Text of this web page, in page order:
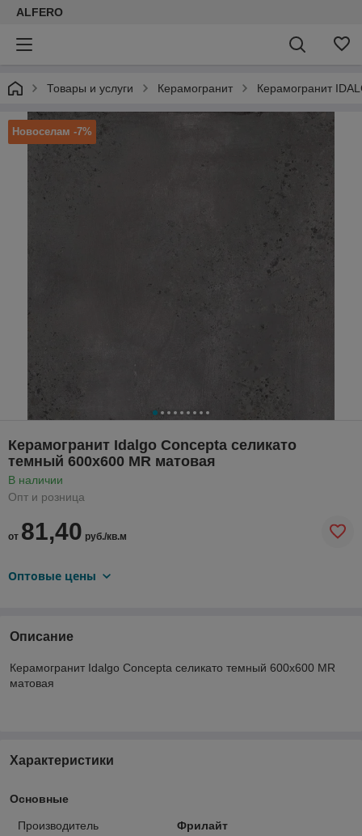
ALFERO
Товары и услуги Керамогранит Керамогранит
Новоселам -7%
Керамогранит Idalgo Concepta селикато
темный 600х600 MR матовая
В наличии
Опт и розница
от 81,40 руб./кв.м
Оптовые цены
Описание
Керамогранит Idalgo Concepta селикато темный 600х600 MR
матовая
Характеристики
Основные
Производитель
Фрилайт